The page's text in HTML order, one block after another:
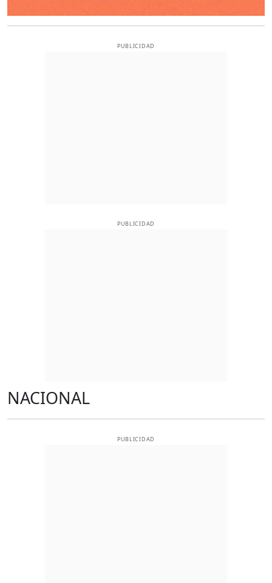
PUBLICIDAD
PUBLICIDAD
NACIONAL
PUBLICIDAD